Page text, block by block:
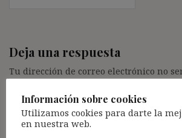
Deja una respuesta
Tu dirección de correo electrónico no
Comentario*
Información sobre cookies
Utilizamos cookies para darte la
en nuestra web.